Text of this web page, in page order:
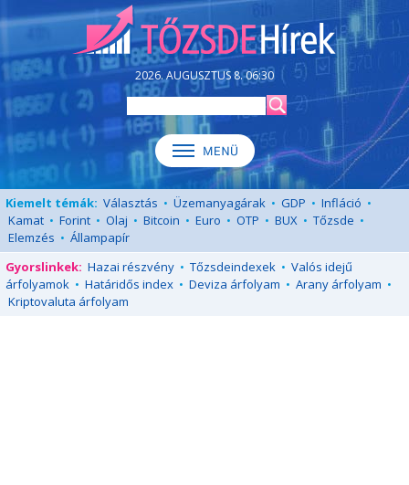
2026. AUGUSZTUS 8. 06:30
Kiemelt témák: Választás • Üzemanyagárak • GDP • Infláció •
Kamat • Forint • Olaj • Bitcoin • Euro • OTP • BUX • Tőzsde •
Elemzés • Állampapír
Gyorslinkek: Hazai részvény • Tőzsdeindexek • Valós idejű
árfolyamok • Határidős index • Deviza árfolyam • Arany árfolyam •
Kriptovaluta árfolyam